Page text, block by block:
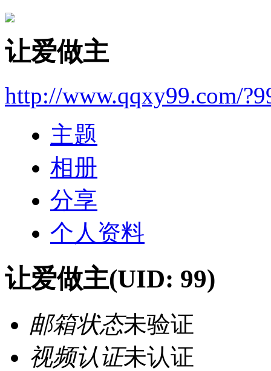
让爱做主
http://www.qqxy99.com/
主题
相册
分享
个人资料
让爱做主(UID: 99)
邮箱状态未验证
视频认证未认证